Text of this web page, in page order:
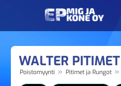
WALTER
Poistomyynti » Pitimet ja Rungot »